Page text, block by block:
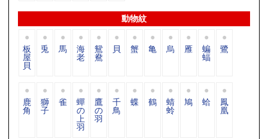
動物紋
板
屋
貝
兎 馬 海
老
鴛
鴦
貝 蟹 亀 烏 雁 蝙
蝠
鷺
鹿
角
獅
子
雀 蟬
の
上
羽
鷹
の
羽
千
鳥
蝶 鶴 蜻
蛉
鳩 蛤 鳳
凰